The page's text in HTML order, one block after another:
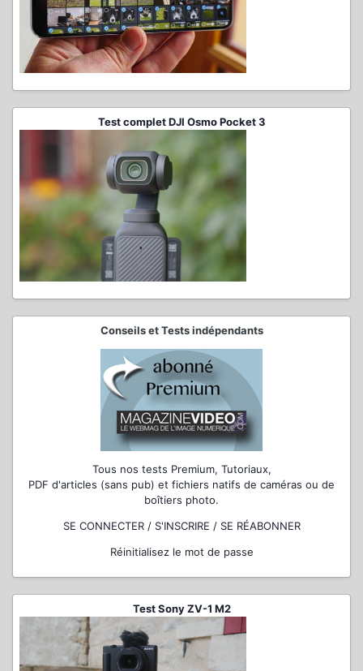
Test complet DJI Osmo Pocket 3
Conseils et Tests indépendants
Tous nos tests Premium, Tutoriaux,
PDF d'articles (sans pub) et fichiers natifs de caméras ou de
boîtiers photo.
SE CONNECTER / S'INSCRIRE / SE RÉABONNER
Réinitialisez le mot de passe
Test Sony ZV-1 M2